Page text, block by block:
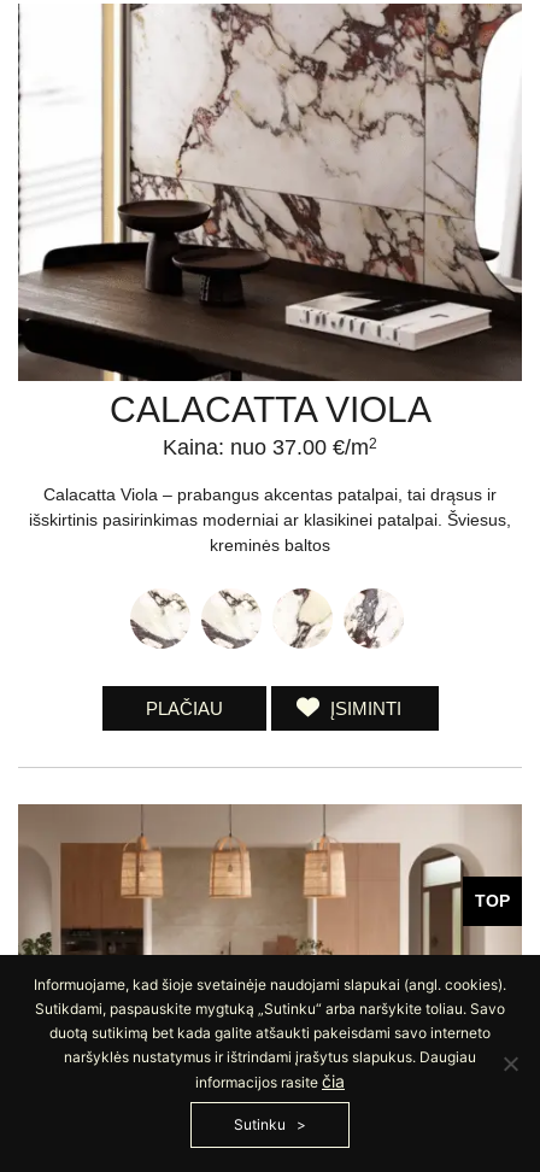
CALACATTA VIOLA
Kaina: nuo 37.00 €/m2
Calacatta Viola – prabangus akcentas patalpai, tai drąsus ir
išskirtinis pasirinkimas moderniai ar klasikinei patalpai. Šviesus,
kreminės baltos
PLAČIAU ĮSIMINTI
TOP
Informuojame, kad šioje svetainėje naudojami slapukai (angl. cookies).
Sutikdami, paspauskite mygtuką „Sutinku“ arba naršykite toliau. Savo
duotą sutikimą bet kada galite atšaukti pakeisdami savo interneto
naršyklės nustatymus ir ištrindami įrašytus slapukus. Daugiau
informacijos rasite čia
Sutinku